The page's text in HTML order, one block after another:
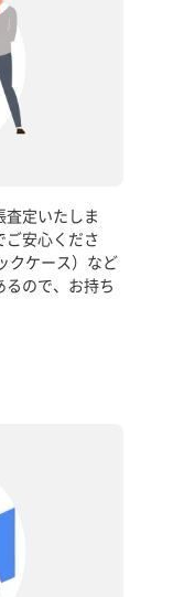
定いたしま
安心くださ
クケース）など
ので、お持ち